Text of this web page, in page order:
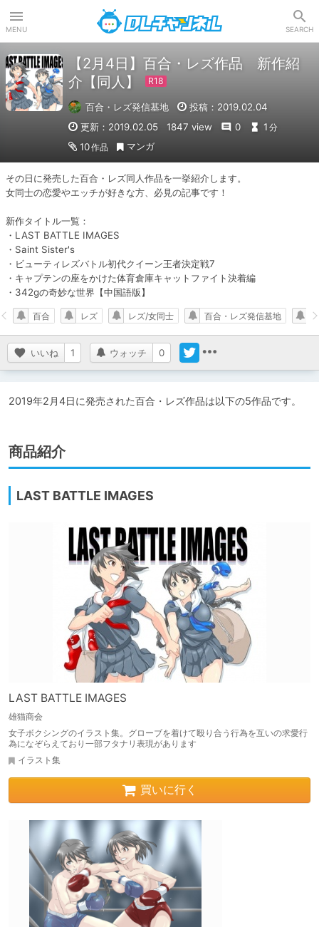
MENU SEARCH
【2月4日】百合・レズ作品 新作紹
介【同人】
百合・レズ発信基地
投稿：2019.02.04
更新：2019.02.05
1847 view 0 1 分
10作品 マンガ
その日に発売した百合・レズ同人作品を一挙紹介します。
女同士の恋愛やエッチが好きな方、必見の記事です！
新作タイトル一覧：
・LAST BATTLE IMAGES
・Saint Sister's
・ビューティレズバトル初代クイーン王者決定戦7
・キャプテンの座をかけた体育倉庫キャットファイト決着編
・342gの奇妙な世界【中国語版】
いいね 1 ウォッチ 0
百合 レズ レズ/女同士 百合・レズ発信基地
2019年2月4日に発売された百合・レズ作品は以下の5作品です。
商品紹介
LAST BATTLE IMAGES
LAST BATTLE IMAGES
雄猫商会
女子ボクシングのイラスト集。グローブを着けて殴り合う行為を互いの求愛行
為になぞらえており一部フタナリ表現があります
イラスト集
買いに行く